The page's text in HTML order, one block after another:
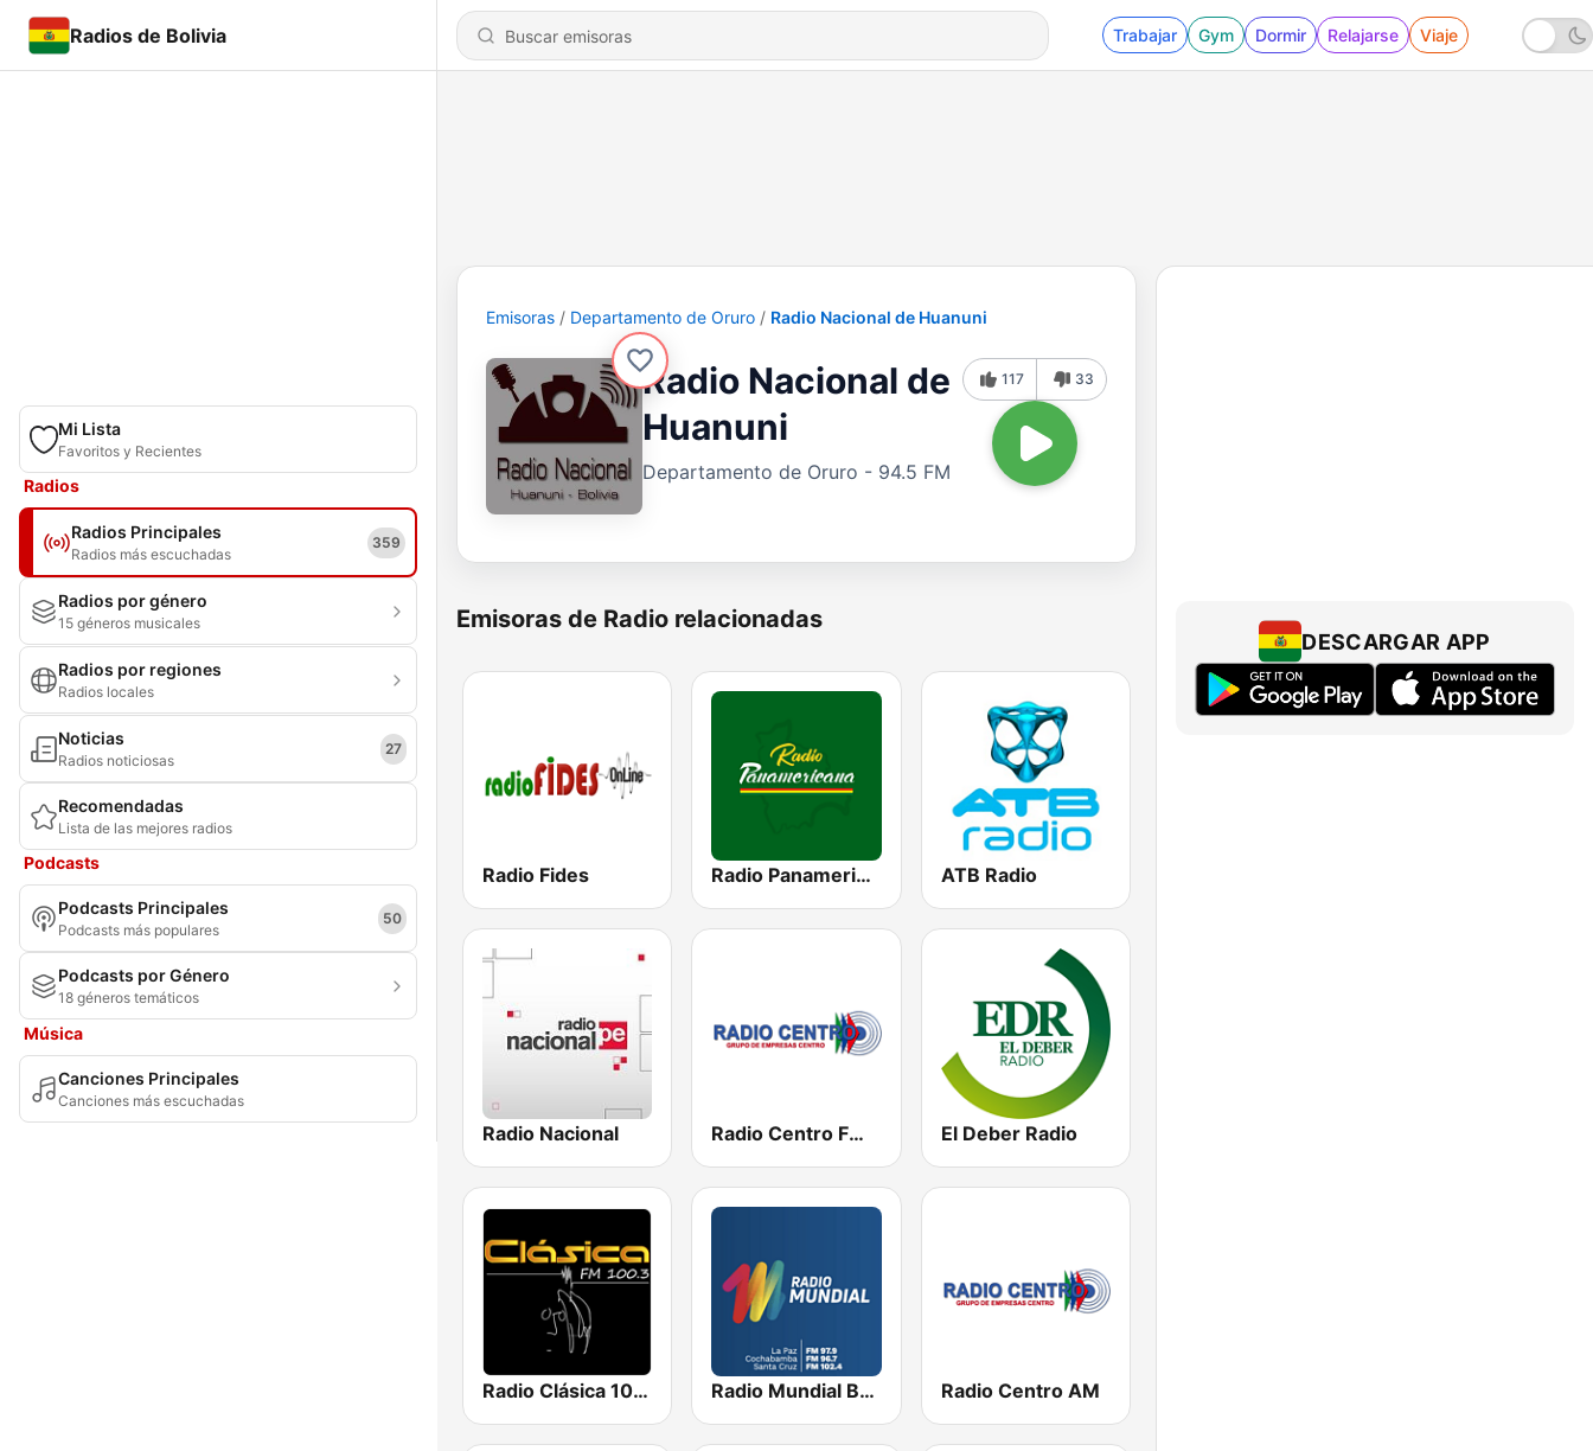
Radios de Bolivia Trabajar Gym Dormir Relajarse Viaje
Mi Lista
Favoritos y Recientes
Radios
Radios Principales
Radios más escuchadas
359
Radios por género
15 géneros musicales
Radios por regiones
Radios locales
Noticias
Radios noticiosas
27
Recomendadas
Lista de las mejores radios
Podcasts
Podcasts Principales
Podcasts más populares
50
Podcasts por Género
18 géneros temáticos
Música
Canciones Principales
Canciones más escuchadas
Emisoras Departamento de Oruro Radio Nacional de Huanuni
Radio Nacional de
Huanuni
Departamento de Oruro - 94.5 FM
117 33
Emisoras de Radio relacionadas
Radio Fides Radio Panamericana ATB Radio
Radio Nacional Radio Centro FM 96.1 El Deber Radio
Radio Clásica 100.3 FM Radio Mundial Bolivia Radio Centro AM
DESCARGAR APP